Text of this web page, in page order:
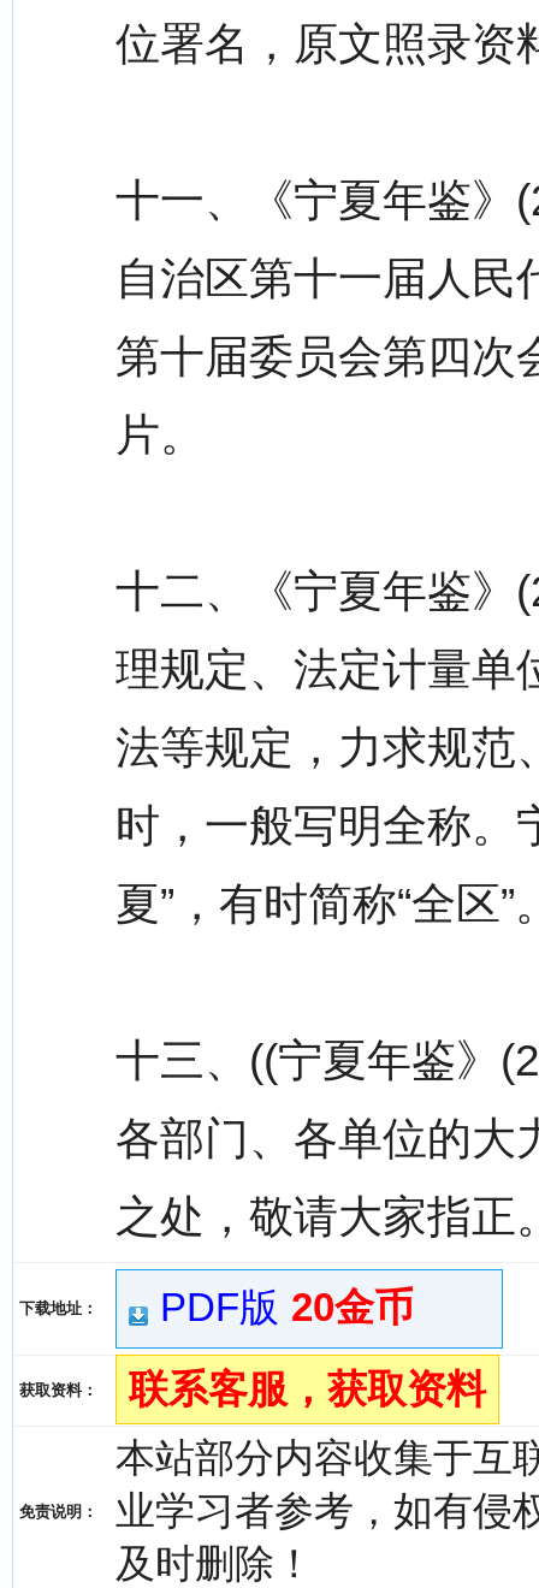
位署名，原文照录资
十一、《宁夏年鉴》
自治区第十一届人民
第十届委员会第四次
片。
十二、《宁夏年鉴》
理规定、法定计量单
法等规定，力求规范
时，一般写明全称。
夏”，有时简称“全区”
十三、((宁夏年鉴》
各部门、各单位的大
之处，敬请大家指正
下载地址： PDF版 20金币
获取资料： 联系客服，获取资料
免责说明：
本站部分内容收集于互
业学习者参考，如有侵
及时删除！